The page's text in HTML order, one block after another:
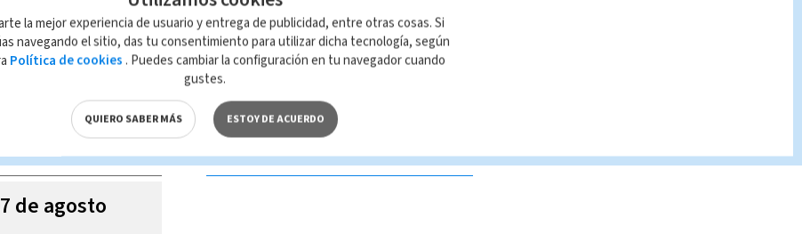
esta página, mismo que es propiedad de TELEDIARIO; su reproducción no
VIDEOS
de agosto
la mejor experiencia de usuario y entrega de publicidad, entre otras cosas. Si
navegando el sitio, das tu consentimiento para utilizar dicha tecnología, según
Política de cookies . Puedes cambiar la configuración en tu navegador cuando
gustes.
QUIERO SABER MÁS ESTOY DE ACUERDO